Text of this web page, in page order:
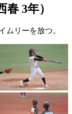
3年）
ムリーを放つ。